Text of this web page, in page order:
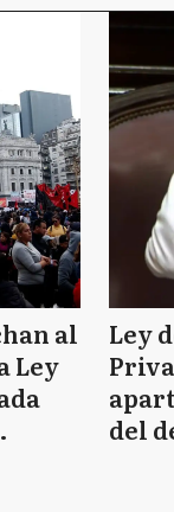
al
Ley
Ley
del